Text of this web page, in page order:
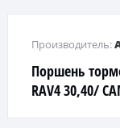
Поршень
RAV4 30,40/
Производитель: